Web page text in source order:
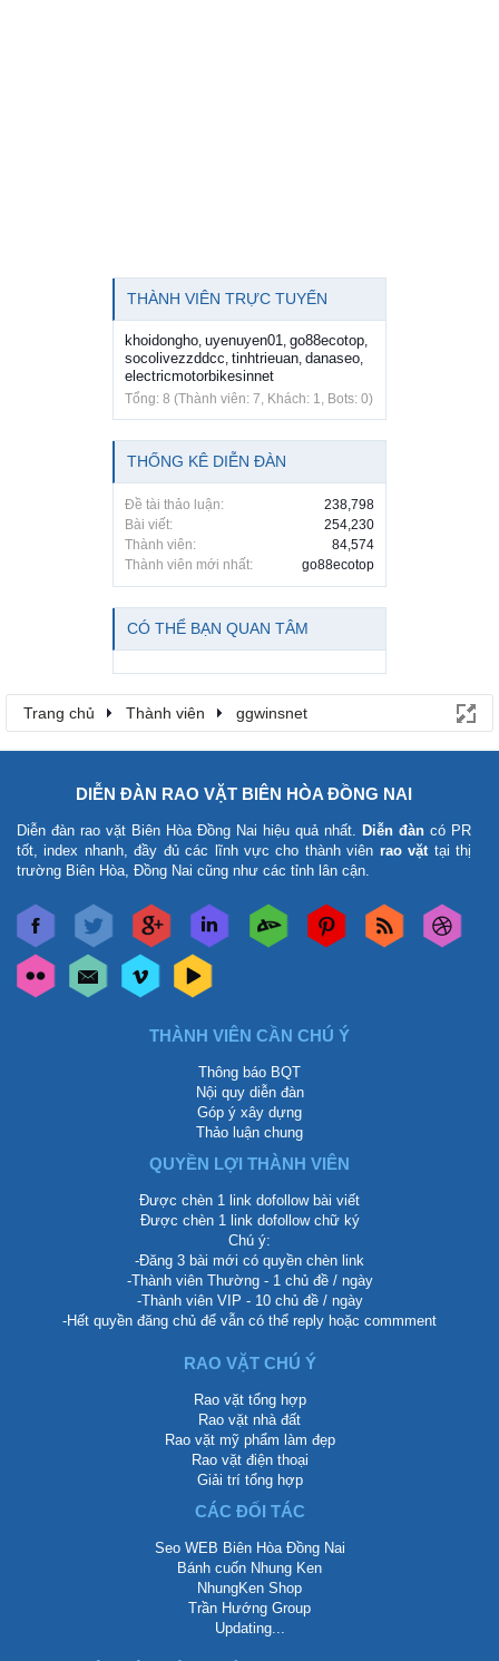
THÀNH VIÊN TRỰC TUYẾN
khoidongho, uyenuyen01, go88ecotop,
socolivezzddcc, tinhtrieuan, danaseo,
electricmotorbikesinnet
Tổng: 8 (Thành viên: 7, Khách: 1, Bots: 0)
THỐNG KÊ DIỄN ĐÀN
Đề tài thảo luận:
238,798
Bài viết:
254,230
Thành viên:
84,574
Thành viên mới nhất:
go88ecotop
CÓ THỂ BẠN QUAN TÂM
Trang chủ Thành viên ggwinsnet
DIỄN ĐÀN RAO VẶT BIÊN HÒA ĐỒNG NAI
Diễn đàn rao vặt Biên Hòa Đồng Nai hiệu quả nhất. Diễn đàn có PR
tốt, index nhanh, đầy đủ các lĩnh vực cho thành viên rao vặttại thị
trường Biên Hòa, Đồng Nai cũng như các tỉnh lân cận.
THÀNH VIÊN CẦN CHÚ Ý
Thông báo BQT
Nội quy diễn đàn
Góp ý xây dựng
Thảo luận chung
QUYỀN LỢI THÀNH VIÊN
Được chèn 1 link dofollow bài viết
Được chèn 1 link dofollow chữ ký
Chú ý:
-Đăng 3 bài mới có quyền chèn link
-Thành viên Thường - 1 chủ đề / ngày
-Thành viên VIP - 10 chủ đề / ngày
-Hết quyền đăng chủ để vẫn có thể reply hoặc commment
RAO VẶT CHÚ Ý
Rao vặt tổng hợp
Rao vặt nhà đất
Rao vặt mỹ phẩm làm đẹp
Rao vặt điện thoại
Giải trí tổng hợp
CÁC ĐỐI TÁC
Seo WEB Biên Hòa Đồng Nai
Bánh cuốn Nhung Ken
NhungKen Shop
Trần Hướng Group
Updating...